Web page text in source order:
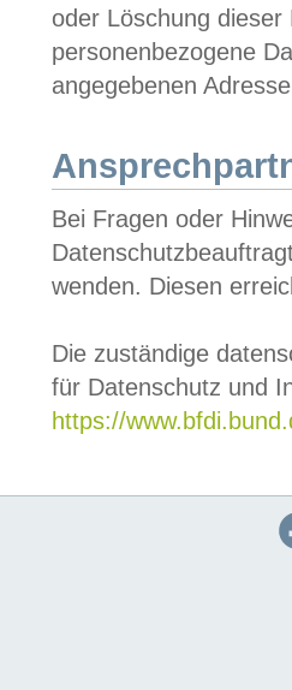
oder Löschung
personenbezogene
angegebenen
Bei Fragen oder
wenden. Diesen
Die zuständige
für Datenschutz und
https://